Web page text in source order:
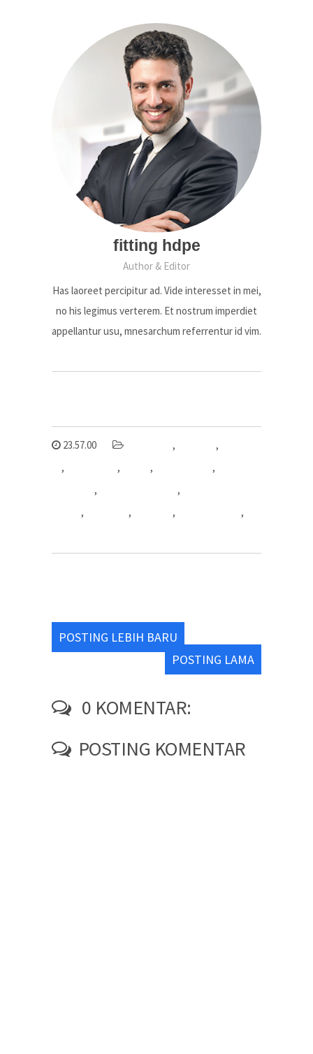
fitting hdpe
Author & Editor
Has laoreet percipitur ad. Vide interesset in mei,
no his legimus verterem. Et nostrum imperdiet
appellantur usu, mnesarchum referrentur id vim.
23.57.00 , ,
, , , ,
, ,
, , , ,
POSTING LEBIH BARU
POSTING LAMA
0 KOMENTAR:
POSTING KOMENTAR